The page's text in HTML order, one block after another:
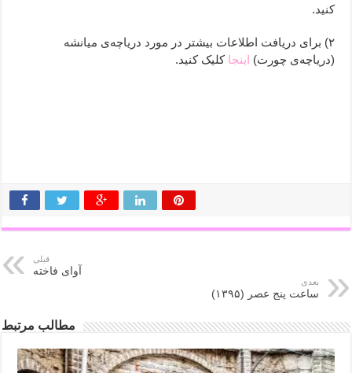
کنید.
۲) برای دریافت اطلاعات بیشتر در مورد دریاچه‌ی میانشه
(دریاچه‌ی چورت) اینجا کلیک کنید.
قبلی
آوای فاخته
بعدی
ساعت پنج عصر (۱۳۹۵)
مطالب مرتبط